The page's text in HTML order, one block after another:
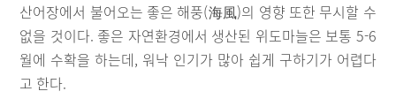
산어장에서 불어오는 좋은 해풍(海風)의 영향 또한 무시할 수
없을 것이다. 좋은 자연환경에서 생산된 위도마늘은 보통 5-6
월에 수확을 하는데, 워낙 인기가 많아 쉽게 구하기가 어렵다
고 한다.